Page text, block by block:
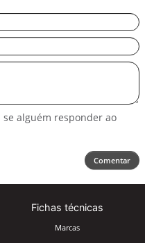
alguém responder ao
Comentar
Fichas técnicas
Marcas